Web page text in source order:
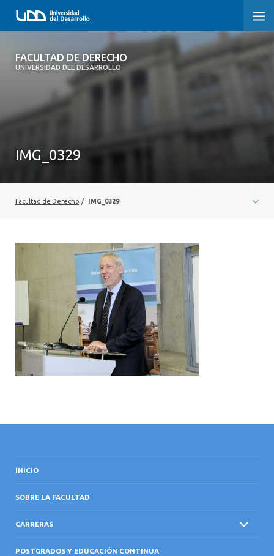
FACULTAD DE DERECHO
UNIVERSIDAD DEL DESARROLLO
FACULTAD DE DERECHO
SOBRE LA FACULTAD
VINCULACIÓN CON EL MEDIO
IMG_0329
Facultad de Derecho / IMG_0329
INICIO
SOBRE LA FACULTAD
CARRERAS
POSTGRADOS Y EDUCACIÓN CONTINUA